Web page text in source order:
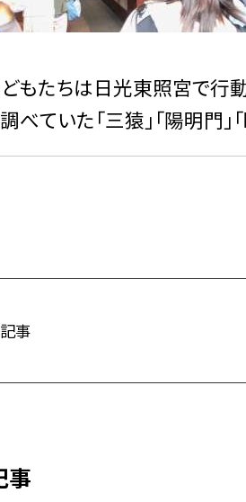
もたちは日光東照宮で行
べていた「三猿」「陽明門」
事
事